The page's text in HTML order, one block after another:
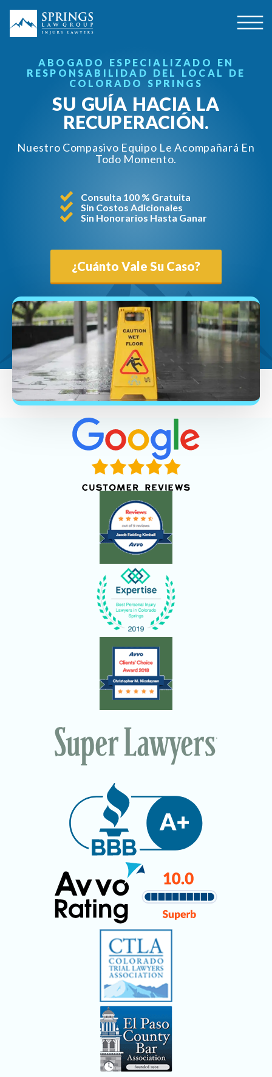
ABOGADO ESPECIALIZADO EN
RESPONSABILIDAD DEL LOCAL DE
COLORADO SPRINGS
SU GUÍA HACIA LA
RECUPERACIÓN.
Nuestro Compasivo Equipo Le Acompañará En
Todo Momento.
Consulta 100 % Gratuita
Sin Costos Adicionales
Sin Honorarios Hasta Ganar
¿Cuánto Vale Su Caso?